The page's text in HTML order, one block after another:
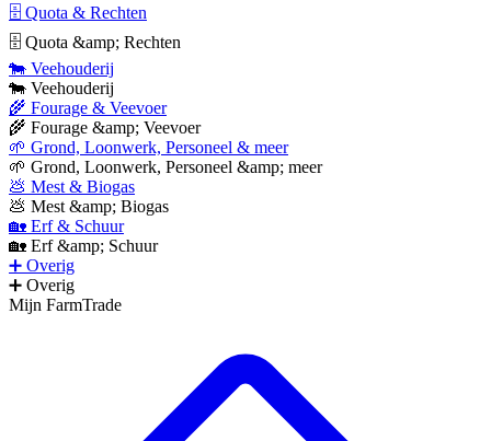
🗄 Quota & Rechten
🗄 Quota &amp; Rechten
🐄 Veehouderij
🐄 Veehouderij
🌾 Fourage & Veevoer
🌾 Fourage &amp; Veevoer
🌱 Grond, Loonwerk, Personeel & meer
🌱 Grond, Loonwerk, Personeel &amp; meer
💩 Mest & Biogas
💩 Mest &amp; Biogas
🏡 Erf & Schuur
🏡 Erf &amp; Schuur
➕ Overig
➕ Overig
Mijn FarmTrade